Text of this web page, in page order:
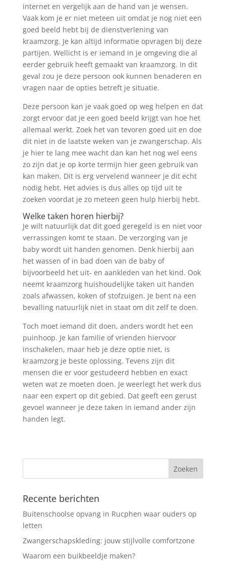
internet en vergelijk aan de hand van je wensen.
Vaak kom je er niet meteen uit omdat je nog niet een
goed beeld hebt bij de dienstverlening van
kraamzorg. Je kan altijd informatie opvragen bij deze
partijen. Wellicht is er iemand in je omgeving die al
eerder gebruik heeft gemaakt van kraamzorg. In dit
geval zou je deze persoon ook kunnen benaderen en
vragen naar de opties betreft je situatie.
Deze persoon kan je vaak goed op weg helpen en dat
zorgt ervoor dat je een goed beeld krijgt van hoe het
allemaal werkt. Zoek het van tevoren goed uit en doe
dit niet in de laatste weken van je zwangerschap. Als
je hier te lang mee wacht dan kan het nog wel eens
zo zijn dat je op korte termijn hier geen gebruik van
kan maken. Dit is erg vervelend wanneer je dit echt
nodig hebt. Het advies is dus alles op tijd uit te
zoeken voordat je zo meteen geen hulp hierbij hebt.
Welke taken horen hierbij?
Je wilt natuurlijk dat dit goed geregeld is en niet voor
verrassingen komt te staan. De verzorging van je
baby wordt uit handen genomen. Denk hierbij aan
het wassen of in bad doen van de baby of
bijvoorbeeld het uit- en aankleden van het kind. Ook
neemt kraamzorg huishoudelijke taken uit handen
zoals afwassen, koken of stofzuigen. Je bent na een
bevalling natuurlijk niet in staat om dit zelf te doen.
Toch moet iemand dit doen, anders wordt het een
puinhoop. Je kan familie of vrienden hiervoor
inschakelen, maar heb je deze optie niet, is
kraamzorg je beste oplossing. Tevens zijn dit
mensen die er voor gestudeerd hebben en exact
weten wat ze moeten doen. Je weerlegt het werk dus
naar een expert op dit gebied. Dat geeft een gerust
gevoel wanneer je deze taken in iemand ander zijn
handen legt.
Recente berichten
Buitenschoolse opvang in Rucphen waar ouders op
letten
Zwangerschapskleding: jouw stijlvolle comfortzone
Waarom een buikbeeldje maken?